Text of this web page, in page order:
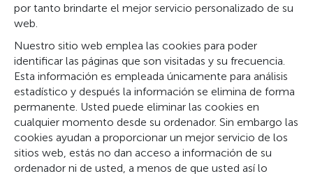
por tanto brindarte el mejor servicio personalizado de su
web.
Nuestro sitio web emplea las cookies para poder
identificar las páginas que son visitadas y su frecuencia.
Esta información es empleada únicamente para análisis
estadístico y después la información se elimina de forma
permanente. Usted puede eliminar las cookies en
cualquier momento desde su ordenador. Sin embargo las
cookies ayudan a proporcionar un mejor servicio de los
sitios web, estás no dan acceso a información de su
ordenador ni de usted, a menos de que usted así lo